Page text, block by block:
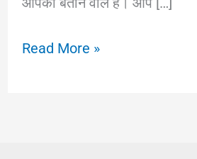
Sarkari
Read More »